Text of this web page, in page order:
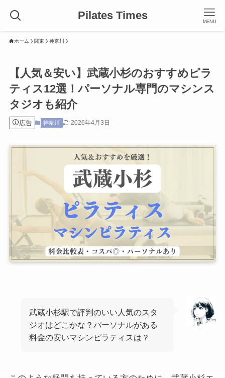
Pilates Times MENU
ホーム 関東 神奈川
【人気＆安い】武蔵小杉のおすすめピラ
ティス12選！パーソナル専門のマシンス
タジオも紹介
広告 神奈川 2026年4月3日
武蔵小杉駅で評判のいい人気のスタ
ジオはどこかな？パーソナルがある
料金の安いマシンピラティスは？